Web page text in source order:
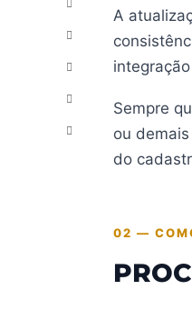
A
Sempre
ou
do
02 —